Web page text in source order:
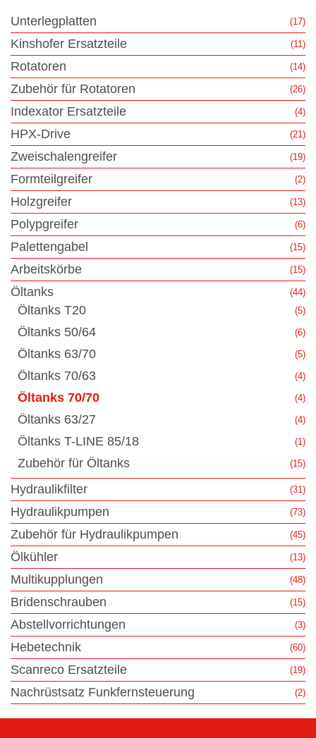
Unterlegplatten (17)
Kinshofer Ersatzteile (11)
Rotatoren (14)
Zubehör für Rotatoren (26)
Indexator Ersatzteile (4)
HPX-Drive (21)
Zweischalengreifer (19)
Formteilgreifer (2)
Holzgreifer (13)
Polypgreifer (6)
Palettengabel (15)
Arbeitskörbe (15)
Öltanks (44)
Öltanks T20 (5)
Öltanks 50/64 (6)
Öltanks 63/70 (5)
Öltanks 70/63 (4)
Öltanks 70/70 (4)
Öltanks 63/27 (4)
Öltanks T-LINE 85/18 (1)
Zubehör für Öltanks (15)
Hydraulikfilter (31)
Hydraulikpumpen (73)
Zubehör für Hydraulikpumpen (45)
Ölkühler (13)
Multikupplungen (48)
Bridenschrauben (15)
Abstellvorrichtungen (3)
Hebetechnik (60)
Scanreco Ersatzteile (19)
Nachrüstsatz Funkfernsteuerung (2)